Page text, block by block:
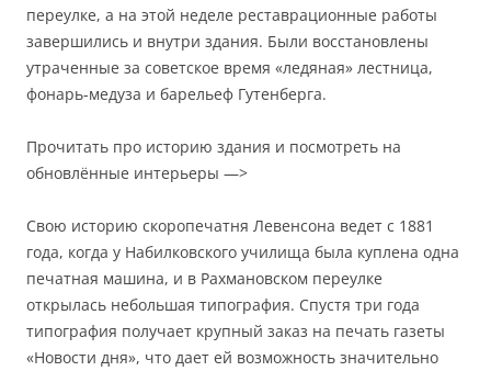
переулке, а на этой неделе реставрационные работы
завершились и внутри здания. Были восстановлены
утраченные за советское время «ледяная» лестница,
фонарь-медуза и барельеф Гутенберга.
Прочитать про историю здания и посмотреть на
обновлённые интерьеры —>
Свою историю скоропечатня Левенсона ведет с 1881
года, когда у Набилковского училища была куплена одна
печатная машина, и в Рахмановском переулке
открылась небольшая типография. Спустя три года
типография получает крупный заказ на печать газеты
«Новости дня», что дает ей возможность значительно